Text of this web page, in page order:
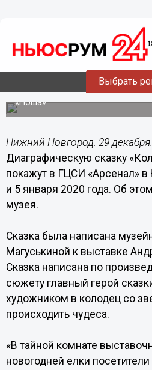
Выбрать
29.12.201920:32
Диаграфическую
звездами» покажут в
Сказка была написана к
«Ноша».
Нижний Новгород. 29
Диаграфическую сказку
покажут в ГЦСИ «Арсенал»
и 5 января 2020 года. Об
музея.
Сказка была написана
Магуськиной к выставке
Сказка написана по
сюжету главный герой
художником в колодец со
происходить чудеса.
«В тайной комнате
новогодней елки посетители